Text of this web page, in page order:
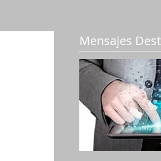
Mensajes